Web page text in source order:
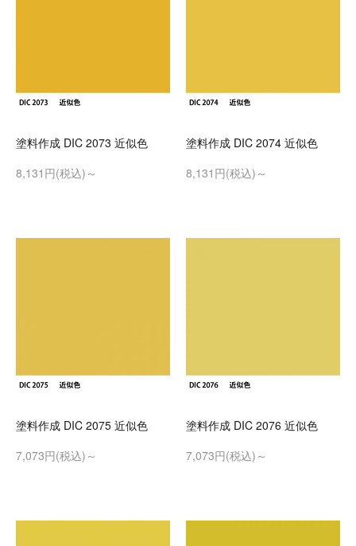
塗料作成 DIC 2073 近似色
8,131円(税込)～
塗料作成 DIC 2074 近似色
8,131円(税込)～
塗料作成 DIC 2075 近似色
7,073円(税込)～
塗料作成 DIC 2076 近似色
7,073円(税込)～